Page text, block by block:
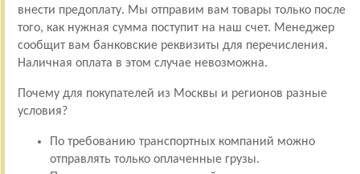
внести предоплату. Мы отправим вам товары только после
того, как нужная сумма поступит на наш счет. Менеджер
сообщит вам банковские реквизиты для перечисления.
Наличная оплата в этом случае невозможна.
Почему для покупателей из Москвы и регионов разные
условия?
По требованию транспортных компаний можно
отправлять только оплаченные грузы.